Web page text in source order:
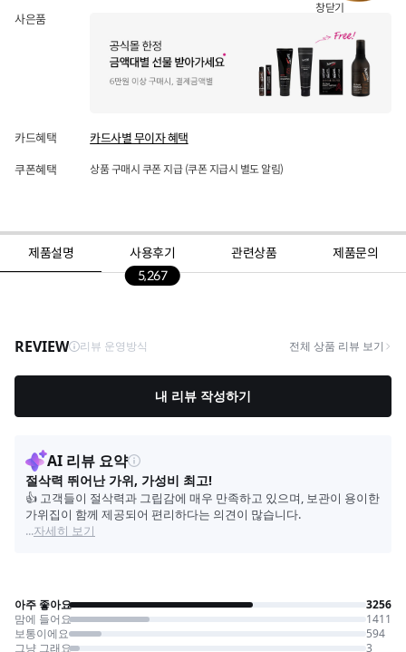
창닫기
사은품
카드혜택 카드사별 무이자 혜택
쿠폰혜택 상품 구매시 쿠폰 지급 (쿠폰 지급시 별도 알림)
제품설명
사용후기
5,267
관련상품 제품문의